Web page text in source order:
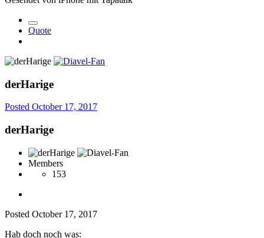
Quote
derHarige
Posted October 17, 2017
derHarige
Members
153
Posted October 17, 2017
Hab doch noch was: